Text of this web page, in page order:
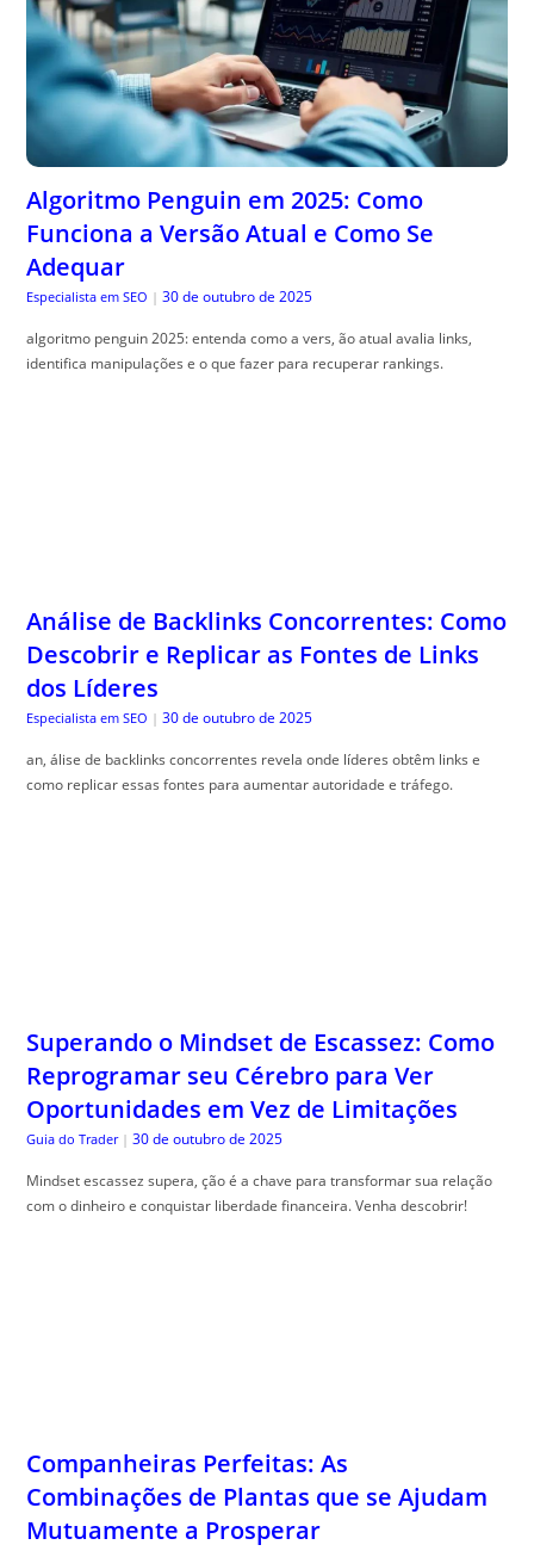
Algoritmo Penguin em 2025: Como
Funciona a Versão Atual e Como Se
Adequar
Especialista em SEO | 30 de outubro de 2025
algoritmo penguin 2025: entenda como a vers, ão atual avalia links,
identifica manipulações e o que fazer para recuperar rankings.
Análise de Backlinks Concorrentes: Como
Descobrir e Replicar as Fontes de Links
dos Líderes
Especialista em SEO | 30 de outubro de 2025
an, álise de backlinks concorrentes revela onde líderes obtêm links e
como replicar essas fontes para aumentar autoridade e tráfego.
Superando o Mindset de Escassez: Como
Reprogramar seu Cérebro para Ver
Oportunidades em Vez de Limitações
Guia do Trader | 30 de outubro de 2025
Mindset escassez supera, ção é a chave para transformar sua relação
com o dinheiro e conquistar liberdade financeira. Venha descobrir!
Companheiras Perfeitas: As
Combinações de Plantas que se Ajudam
Mutuamente a Prosperar